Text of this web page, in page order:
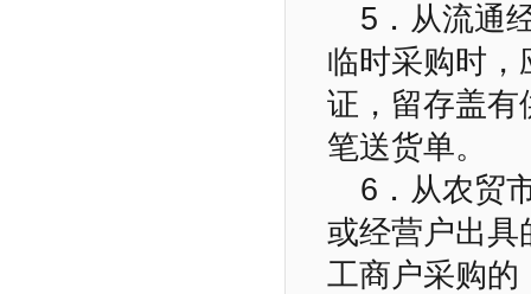
5．从流通
临时采购时，
证，留存盖有
笔送货单。
6．从农贸
或经营户出具
工商户采购的